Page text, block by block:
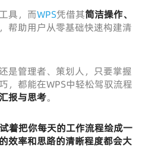
具，而WPS凭借其简洁操作、
帮助用户从零基础快速构建清
是管理者、策划人，只要掌握
，都能在WPS中轻松驾驭流程
报与思考。
着把你每天的工作流程绘成一
效率和思路的清晰程度都会大